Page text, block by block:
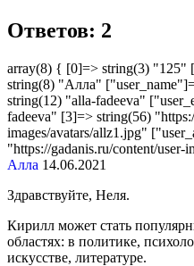
Ответов: 2
array(8) { [0]=> string(3)
string(8) "Алла"
string(12) "alla-fadeeva"
fadeeva" [3]=> string(56)
images/avatars/allz1.jpg"
"https://gadanis.ru/content/user-
Алла 14.06.2021
Здравствуйте, Неля.
Кирилл может стать
областях: в политике,
искусстве, литературе.